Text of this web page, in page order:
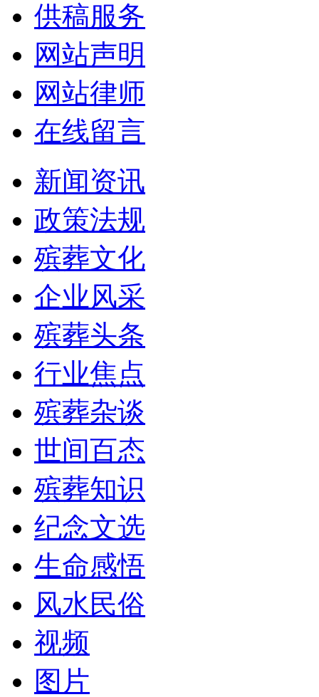
供稿服务
网站声明
网站律师
在线留言
新闻资讯
政策法规
殡葬文化
企业风采
殡葬头条
行业焦点
殡葬杂谈
世间百态
殡葬知识
纪念文选
生命感悟
风水民俗
视频
图片